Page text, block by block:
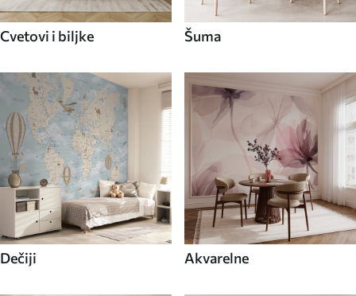
Cvetovi i biljke Šuma
Dečiji Akvarelne